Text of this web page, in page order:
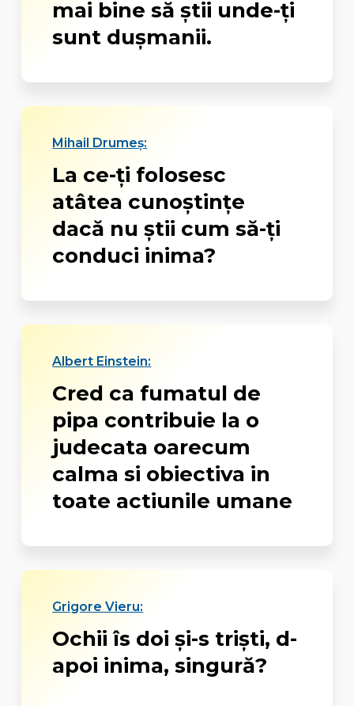
mai bine să știi unde-ți
sunt dușmanii.
Mihail Drumeș:
La ce-ţi folosesc
atâtea cunoştinţe
dacă nu ştii cum să-ţi
conduci inima?
Albert Einstein:
Cred ca fumatul de
pipa contribuie la o
judecata oarecum
calma si obiectiva in
toate actiunile umane
Grigore Vieru:
Ochii îs doi și-s triști, d-
apoi inima, singură?